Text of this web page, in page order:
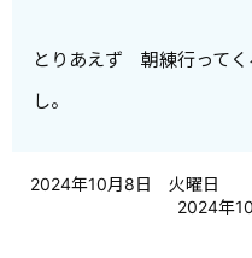
とりあえず 朝練行ってく
し。
2024年10月8日 火曜日
2024年